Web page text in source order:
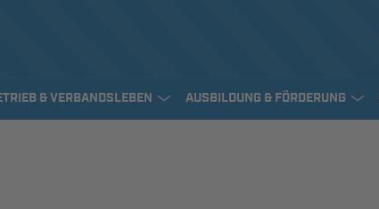
& VERBANDSLEBEN AUSBILDUNG & FÖRDERUNG